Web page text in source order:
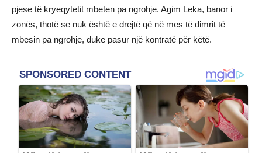
pjese të kryeqytetit mbeten pa ngrohje. Agim Leka, banor i
zonës, thotë se nuk është e drejtë që në mes të dimrit të
mbesin pa ngrohje, duke pasur një kontratë për këtë.